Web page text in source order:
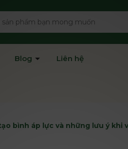
Blog Liên hệ
bình áp lực và những lưu ý khi